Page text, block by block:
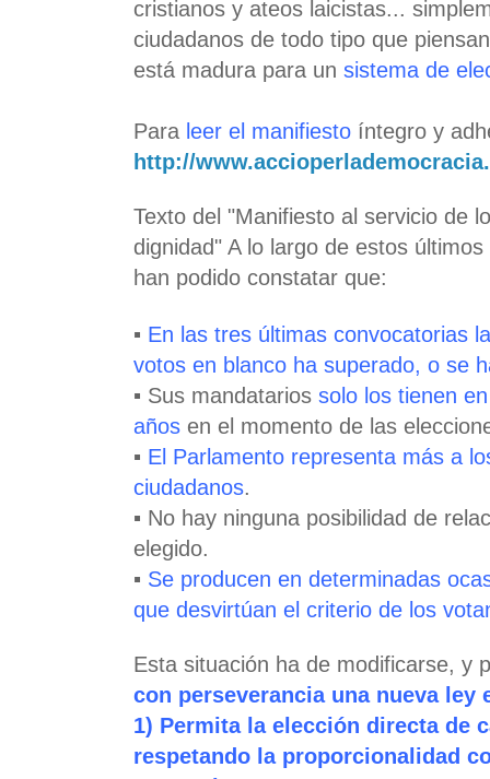
cristianos y ateos laicistas...
ciudadanos de todo tipo que
está madura para un sistema de
Para leer el manifiesto íntegro y
http://
Texto del "Manifiesto al servicio de
dignidad" A lo largo de estos
han podido constatar que:
▪ En las tres últimas convocatorias
votos en blanco ha superado, o se
▪ Sus mandatarios solo los tienen
años en el momento de las
▪ El Parlamento representa más a
ciudadanos.
▪ No hay ninguna posibilidad de
elegido.
▪ Se producen en determinadas
que desvirtúan el criterio de los
Esta situación ha de modificarse, y
con perseverancia una nueva ley
1) Permita la elección directa de
respetando la proporcionalidad